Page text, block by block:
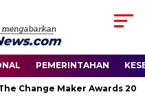
PEMERINTAHAN
Maker Awards 2026